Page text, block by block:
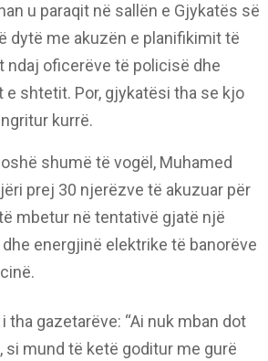
u paraqit në sallën e Gjykatës së
dytë me akuzën e planifikimit të
ndaj oficerëve të policisë dhe
e shtetit. Por, gjykatësi tha se kjo
kurrë.
shumë të vogël, Muhamed
prej 30 njerëzve të akuzuar për
mbetur në tentativë gjatë një
energjinë elektrike të banorëve
tha gazetarëve: “Ai nuk mban dot
si mund të ketë goditur me gurë